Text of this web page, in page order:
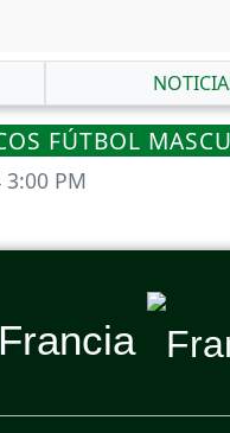
FÚTBOL
PM
Francia